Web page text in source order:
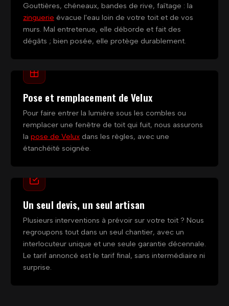
Gouttières, chéneaux, bandes de rive, faîtage : la
zinguerie évacue l'eau loin de votre toit et de vos
murs. Mal entretenue, elle déborde et fait des
dégâts ; bien posée, elle protège durablement.
Pose et remplacement de Velux
Pour faire entrer la lumière sous les combles ou
remplacer une fenêtre de toit qui fuit, nous assurons
la pose de Velux dans les règles, avec une
étanchéité soignée.
Un seul devis, un seul artisan
Plusieurs interventions à prévoir sur votre toit ? Nous
regroupons tout dans un seul chantier, avec un
interlocuteur unique et une seule garantie décennale.
Le tarif annoncé est le tarif final, sans intermédiaire ni
surprise.